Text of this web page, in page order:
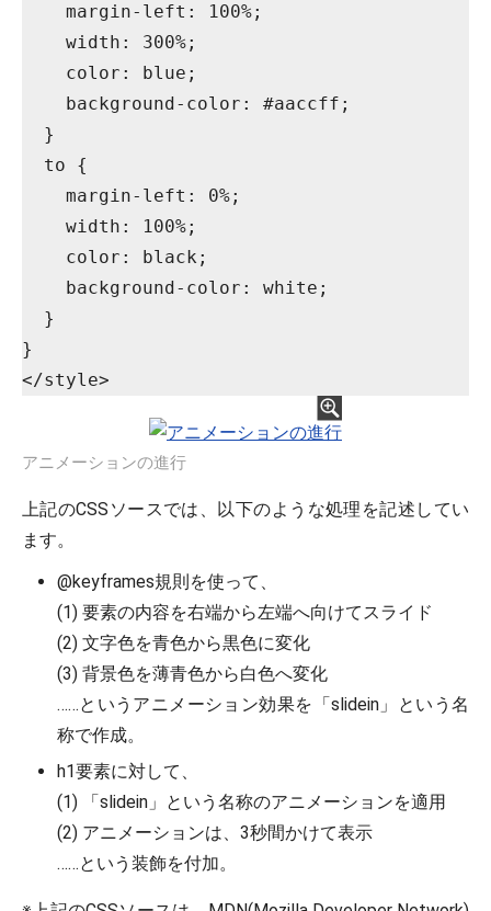
    margin-left: 100%;
    width: 300%;
    color: blue;
    background-color: #aaccff;
  }
  to {
    margin-left: 0%;
    width: 100%;
    color: black;
    background-color: white;
  }
}
アニメーションの進行
上記のCSSソースでは、以下のような処理を記述してい
ます。
@keyframes規則を使って、
(1) 要素の内容を右端から左端へ向けてスライド
(2) 文字色を青色から黒色に変化
(3) 背景色を薄青色から白色へ変化
……というアニメーション効果を「slidein」という名
称で作成。
h1要素に対して、
(1) 「slidein」という名称のアニメーションを適用
(2) アニメーションは、3秒間かけて表示
……という装飾を付加。